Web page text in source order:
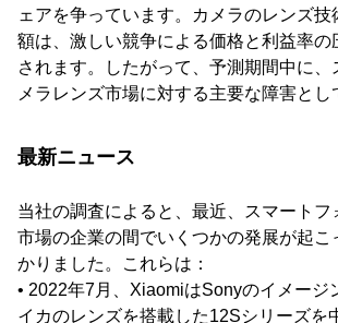
ェアを争っています。カメラのレンズ技
額は、激しい競争による価格と利益率の
されます。したがって、予測期間中に、
メラレンズ市場に対する主要な障害とし
最新ニュース
当社の調査によると、最近、スマートフ
市場の企業の間でいくつかの発展が起こ
かりました。これらは：
• 2022年7月、XiaomiはSonyのイメージ
イカのレンズを搭載した12Sシリーズを